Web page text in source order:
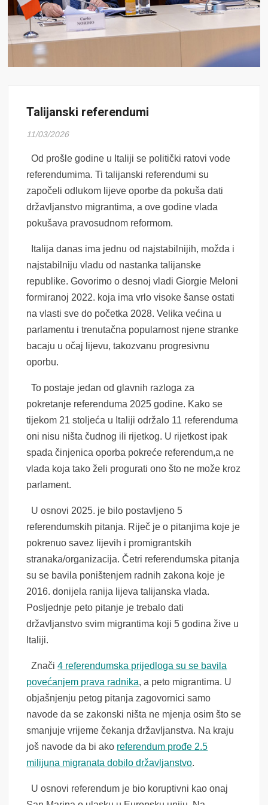
Talijanski referendumi
11/03/2026
Od prošle godine u Italiji se politički ratovi vode
referendumima. Ti talijanski referendumi su
započeli odlukom lijeve oporbe da pokuša dati
državljanstvo migrantima, a ove godine vlada
pokušava pravosudnom reformom.
Italija danas ima jednu od najstabilnijih, možda i
najstabilniju vladu od nastanka talijanske
republike. Govorimo o desnoj vladi Giorgie Meloni
formiranoj 2022. koja ima vrlo visoke šanse ostati
na vlasti sve do početka 2028. Velika većina u
parlamentu i trenutačna popularnost njene stranke
bacaju u očaj lijevu, takozvanu progresivnu
oporbu.
To postaje jedan od glavnih razloga za
pokretanje referenduma 2025 godine. Kako se
tijekom 21 stoljeća u Italiji održalo 11 referenduma
oni nisu ništa čudnog ili rijetkog. U rijetkost ipak
spada činjenica oporba pokreće referendum,a ne
vlada koja tako želi progurati ono što ne može kroz
parlament.
U osnovi 2025. je bilo postavljeno 5
referendumskih pitanja. Riječ je o pitanjima koje je
pokrenuo savez lijevih i promigrantskih
stranaka/organizacija. Četri referendumska pitanja
su se bavila poništenjem radnih zakona koje je
2016. donijela ranija lijeva talijanska vlada.
Posljednje peto pitanje je trebalo dati
državljanstvo svim migrantima koji 5 godina žive u
Italiji.
Znači4 referendumska prijedloga su se bavila
povećanjem prava radnika, a peto migrantima. U
objašnjenju petog pitanja zagovornici samo
navode da se zakonski ništa ne mjenja osim što se
smanjuje vrijeme čekanja državljanstva. Na kraju
još navode da bi ako referendum prođe 2.5
milijuna migranata dobilo državljanstvo.
U osnovi referendum je bio koruptivni kao onaj